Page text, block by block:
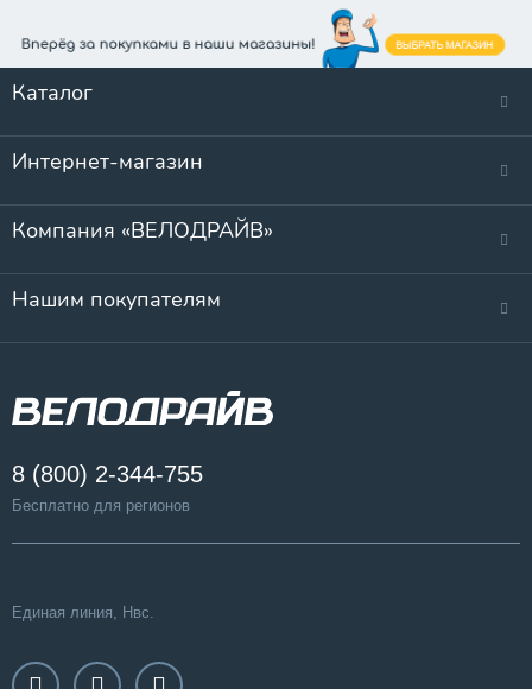
Каталог
Интернет-магазин
Компания «ВЕЛОДРАЙВ»
Нашим покупателям
8 (800) 2-344-755
Бесплатно для регионов
Единая линия, Нвс.